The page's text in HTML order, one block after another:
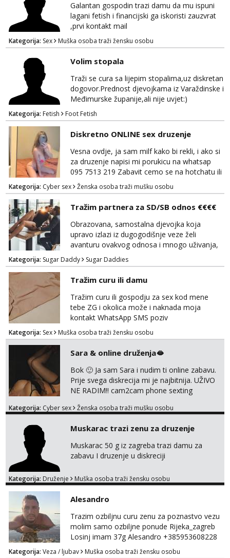
Galantan gospodin trazi damu da mu ispuni
lagani fetish i financijski ga iskoristi zauzvrat
,prvi kontakt mail
Kategorija: Sex Muška osoba traži žensku osobu
Volim stopala
Traži se cura sa lijepim stopalima,uz diskretan
dogovor.Prednost djevojkama iz Varaždinske i
Međimurske županije,ali nije uvjet:)
Kategorija: Fetish Foot Fetish
Diskretno ONLINE sex druzenje
Vesna ovdje, ja sam milf kako bi rekli, i ako si
za druzenje napisi mi porukicu na whatsap
095 7513 219 Zabavit cemo se na hotchatu ili
videopozivu a saljem i gacice i gole slikice :)
NE UZIVO!
Kategorija: Cyber sex Ženska osoba traži mušku osobu
Tražim partnera za SD/SB odnos €€€€
Obrazovana, samostalna djevojka koja
upravo izlazi iz dugogodišnje veze želi
avanturu ovakvog odnosa i mnogo uživanja,
poklona, pažnje i putovanja. Moguća i
poslovna saradnja ako nam se interesi
poklapaju. Mnogo senzualnosti i lijepe
energije. Javite mi se sa opisom što opširnijim
jer od toga ovisi da li ću odgovoriti. Isključivo
tražim nekoga za duži vremenski period.
Naravno njegovanog i galantn...
Kategorija: Sugar Daddy Sugar Daddies
Tražim curu ili damu
Tražim curu ili gospodju za sex kod mene
tebe ZG i okolica može i naknada moja
kontakt WhatsApp SMS poziv
Kategorija: Sex Muška osoba traži žensku osobu
Sara & online druženja🫦
Bok 🙂 Ja sam Sara i nudim ti online zabavu.
Prije svega diskrecija mi je najbitnija. UŽIVO
NE RADIM!! cam2cam phone sexting
partnerom ili partnericom te naši porno
termin. P.S. tražit ćeš me još 🫠💦
Kategorija: Cyber sex Ženska osoba traži mušku osobu
Muskarac trazi zenu za druzenje
Muskarac 50 g iz zagreba trazi damu za
zabavu I druzenje u diskreciji
Kategorija: Druženje Muška osoba traži žensku osobu
Alesandro
Trazim ozbiljnu curu zenu za poznastvo vezu
molim samo ozbiljne ponude Rijeka_zagreb
Losinj imam 37g Alesandro +385953608228
Kategorija: Veza / ljubav Muška osoba traži žensku osobu